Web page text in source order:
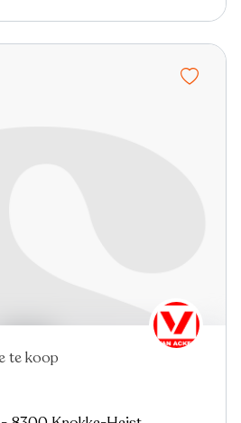
te koop